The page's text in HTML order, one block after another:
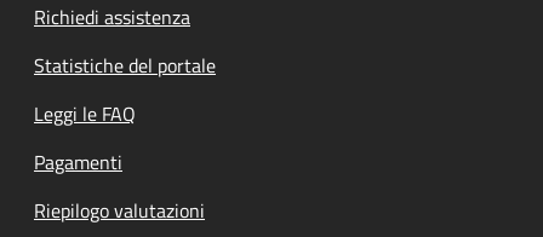
Richiedi assistenza
Statistiche del portale
Leggi le FAQ
Pagamenti
Riepilogo valutazioni